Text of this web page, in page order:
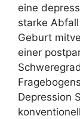
eine
starke
Geburt
einer
Depression